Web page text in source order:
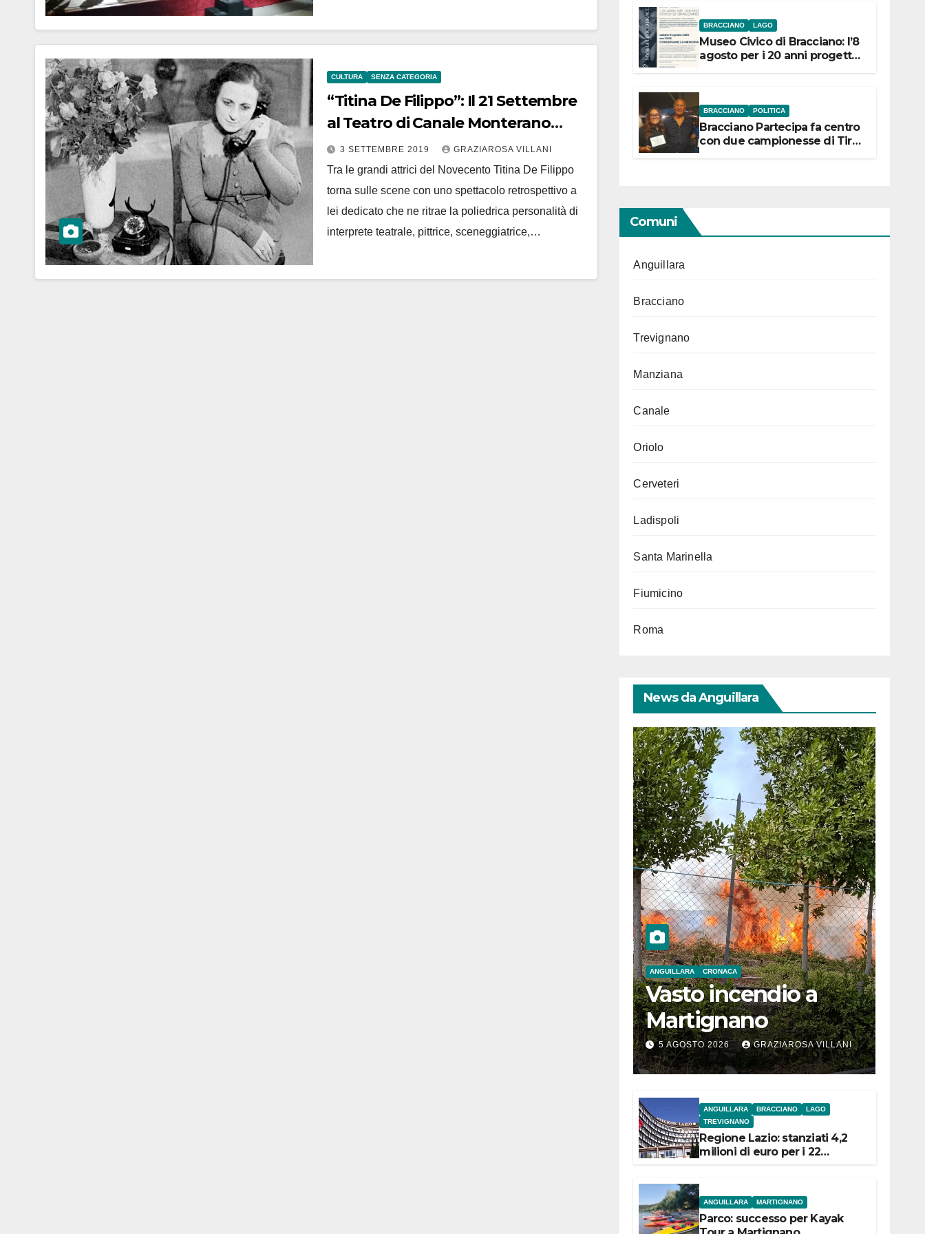
CULTURA SENZA CATEGORIA
“Titina De Filippo”: Il 21 Settembre
al Teatro di Canale Monterano
torna lo spettacolo dedicato alla
grandissima interprete del
Novecento
3 SETTEMBRE 2019 GRAZIAROSA VILLANI
Tra le grandi attrici del Novecento Titina De Filippo
torna sulle scene con uno spettacolo retrospettivo a
lei dedicato che ne ritrae la poliedrica personalità di
interprete teatrale, pittrice, sceneggiatrice,…
BRACCIANO LAGO
Museo Civico di Bracciano: l’8
agosto per i 20 anni progetto
BRACCIANO POLITICA
Bracciano Partecipa fa centro
con due campionesse di Tiro
Comuni
Anguillara
Bracciano
Trevignano
Manziana
Canale
Oriolo
Cerveteri
Ladispoli
Santa Marinella
Fiumicino
Roma
News da Anguillara
ANGUILLARA CRONACA
Vasto incendio a
Martignano
5 AGOSTO 2026 GRAZIAROSA VILLANI
ANGUILLARA BRACCIANO
LAGO
TREVIGNANO
Regione Lazio: stanziati 4,2
milioni di euro per i 22
ANGUILLARA MARTIGNANO
Parco: successo per Kayak